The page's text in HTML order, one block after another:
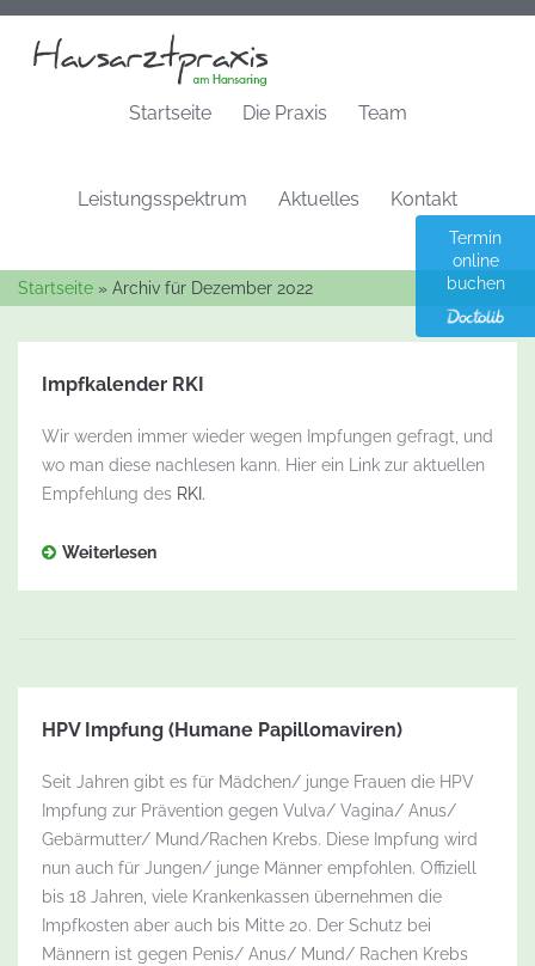
Startseite Die Praxis Team
Leistungsspektrum Aktuelles Kontakt
Startseite » Archiv für Dezember 2022
Impfkalender RKI
Wir werden immer wieder wegen Impfungen gefragt, und
wo man diese nachlesen kann. Hier ein Link zur aktuellen
Empfehlung des RKI.
Weiterlesen
HPV Impfung (Humane Papillomaviren)
Seit Jahren gibt es für Mädchen/ junge Frauen die HPV
Impfung zur Prävention gegen Vulva/ Vagina/ Anus/
Gebärmutter/ Mund/Rachen Krebs. Diese Impfung wird
nun auch für Jungen/ junge Männer empfohlen. Offiziell
bis 18 Jahren, viele Krankenkassen übernehmen die
Impfkosten aber auch bis Mitte 20. Der Schutz bei
Männern ist gegen Penis/ Anus/ Mund/ Rachen Krebs
Termin
online
buchen